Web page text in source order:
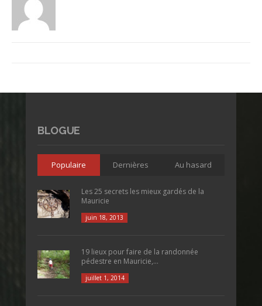
BLOGUE
Populaire Dernières Au hasard
Les 25 secrets les mieux gardés de la
Mauricie
juin 18, 2013
19 lieux pour faire de la randonnée
pédestre en Mauricie,...
juillet 1, 2014